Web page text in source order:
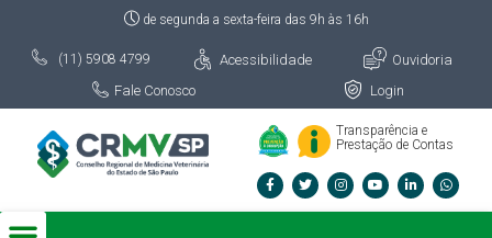
de segunda a sexta-feira das 9h às 16h
(11) 5908 4799 Acessibilidade
Ouvidoria
Fale Conosco
Login
Transparência e
Prestação de Contas